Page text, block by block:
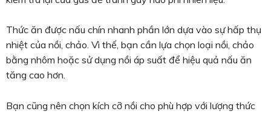
Thức ăn được nấu chín nhanh phần lớn dựa vào sự hấp thụ
nhiệt của nồi, chảo. Vì thế, bạn cần lựa chọn loại nồi, chảo
bằng nhôm hoặc sử dụng nồi áp suất để hiệu quả nấu ăn
tăng cao hơn.
Bạn cũng nên chọn kích cỡ nồi cho phù hợp với lượng thức